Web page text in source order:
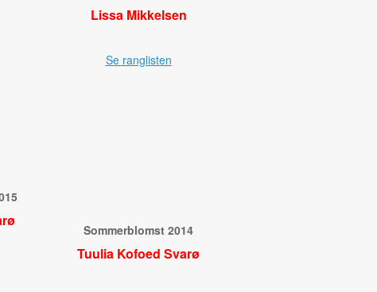
Lissa Mikkelsen
Se ranglisten
Sommerblomst 2014
Tuulia Kofoed Svarø